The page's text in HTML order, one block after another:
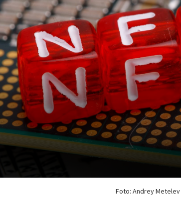
Foto: Andrey Metelev